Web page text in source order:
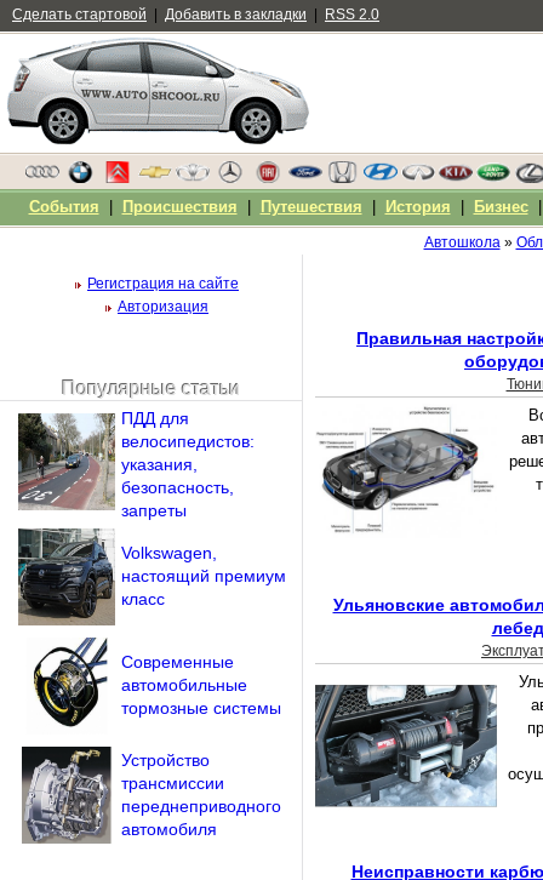
Автошкола»
Правильная
Ульяновские
Неисправности
Регистрация на сайте
Авторизация
Напомнить пароль?
Популярные статьи
ПДД для
велосипедистов:
указания,
безопасность,
запреты
Volkswagen,
настоящий премиум
класс
Современные
автомобильные
тормозные системы
Устройство
трансмиссии
переднеприводного
автомобиля
Сделать стартовой Добавить в закладки RSS 2.0
События Происшествия Путешествия История Бизнес